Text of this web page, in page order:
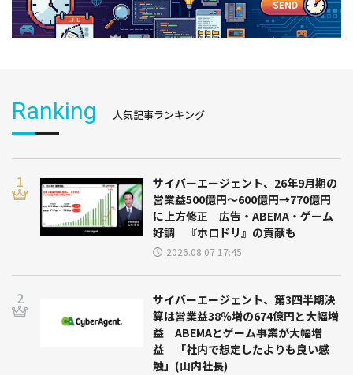
Ranking 人気記事ランキング
サイバーエージェント、26年9月期の
営業益500億円～600億円→770億円
に上方修正 広告・ABEMA・ゲーム
好調 『ホロドリ』の貢献も
2026.08.07 17:45
サイバーエージェント、第3四半期決
算は営業益38％増の674億円と大幅増
益 ABEMAとゲーム事業が大幅増
益 「社内で想定したよりも良い感
触」(山内社長)